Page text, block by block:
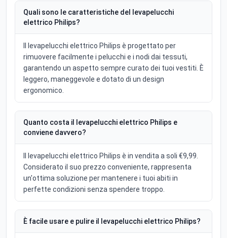
Quali sono le caratteristiche del levapelucchi
elettrico Philips?
Il levapelucchi elettrico Philips è progettato per
rimuovere facilmente i pelucchi e i nodi dai tessuti,
garantendo un aspetto sempre curato dei tuoi vestiti. È
leggero, maneggevole e dotato di un design
ergonomico.
Quanto costa il levapelucchi elettrico Philips e
conviene davvero?
Il levapelucchi elettrico Philips è in vendita a soli €9,99.
Considerato il suo prezzo conveniente, rappresenta
un'ottima soluzione per mantenere i tuoi abiti in
perfette condizioni senza spendere troppo.
È facile usare e pulire il levapelucchi elettrico Philips?